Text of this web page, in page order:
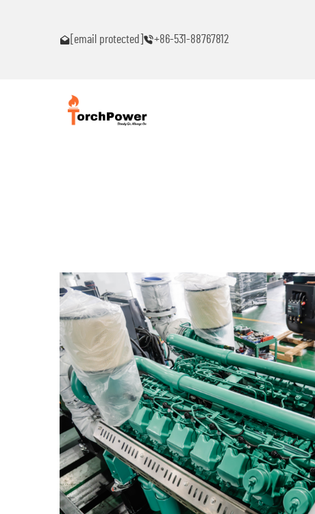
[email protected] +86-531-88767812
anumang problema!